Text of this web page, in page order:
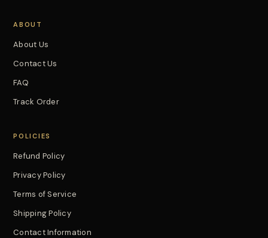
ABOUT
About Us
Contact Us
FAQ
Track Order
POLICIES
Refund Policy
Privacy Policy
Terms of Service
Shipping Policy
Contact Information